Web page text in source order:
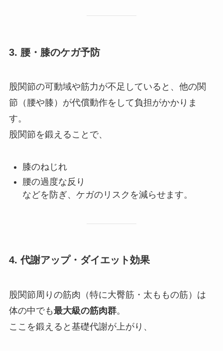
3. 腰・膝のケガ予防
股関節の可動域や筋力が不足していると、他の関
節（腰や膝）が代償動作をして負担がかかりま
す。
股関節を鍛えることで、
膝のねじれ
腰の過度な反り
などを防ぎ、ケガのリスクを減らせます。
4.代謝アップ・ダイエット効果
股関節周りの筋肉（特に大臀筋・太ももの筋）は
体の中でも最大級の筋肉群。
ここを鍛えると基礎代謝が上がり、